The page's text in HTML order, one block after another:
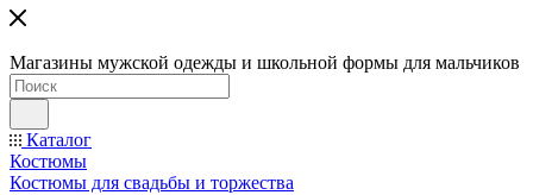
Магазины мужской одежды и школьной формы для мальчиков
Каталог
Костюмы
Костюмы для свадьбы и торжества